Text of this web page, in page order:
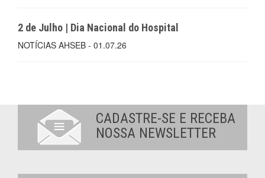
2 de Julho | Dia Nacional do Hospital
NOTÍCIAS AHSEB - 01.07.26
CADASTRE-SE E RECEBA
NOSSA NEWSLETTER